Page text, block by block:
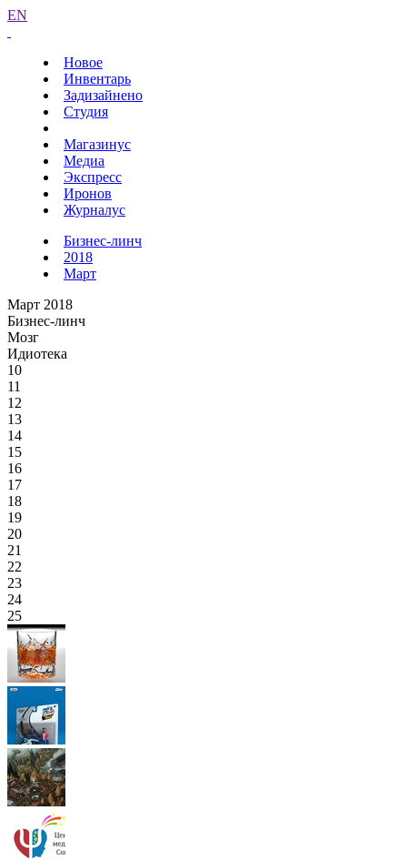
EN
Новое
Инвентарь
Задизайнено
Студия
Магазинус
Медиа
Экспресс
Иронов
Журналус
Бизнес-линч
2018
Март
Март 2018
Бизнес-линч
Мозг
Идиотека
10
11
12
13
14
15
16
17
18
19
20
21
22
23
24
25